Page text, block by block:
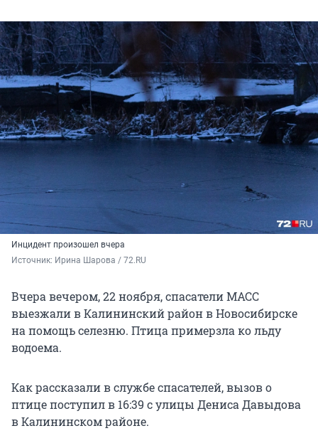
Инцидент произошел вчера
Источник: Ирина Шарова / 72.RU
Вчера вечером, 22 ноября, спасатели МАСС
выезжали в Калининский район в Новосибирске
на помощь селезню. Птица примерзла ко льду
водоема.
Как рассказали в службе спасателей, вызов о
птице поступил в 16:39 с улицы Дениса Давыдова
в Калининском районе.